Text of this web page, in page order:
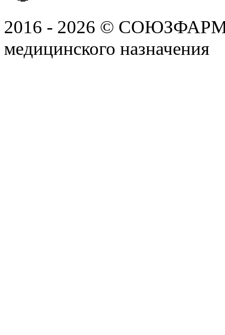
2016 - 2026 © СОЮЗФАРМ,
медицинского назначения